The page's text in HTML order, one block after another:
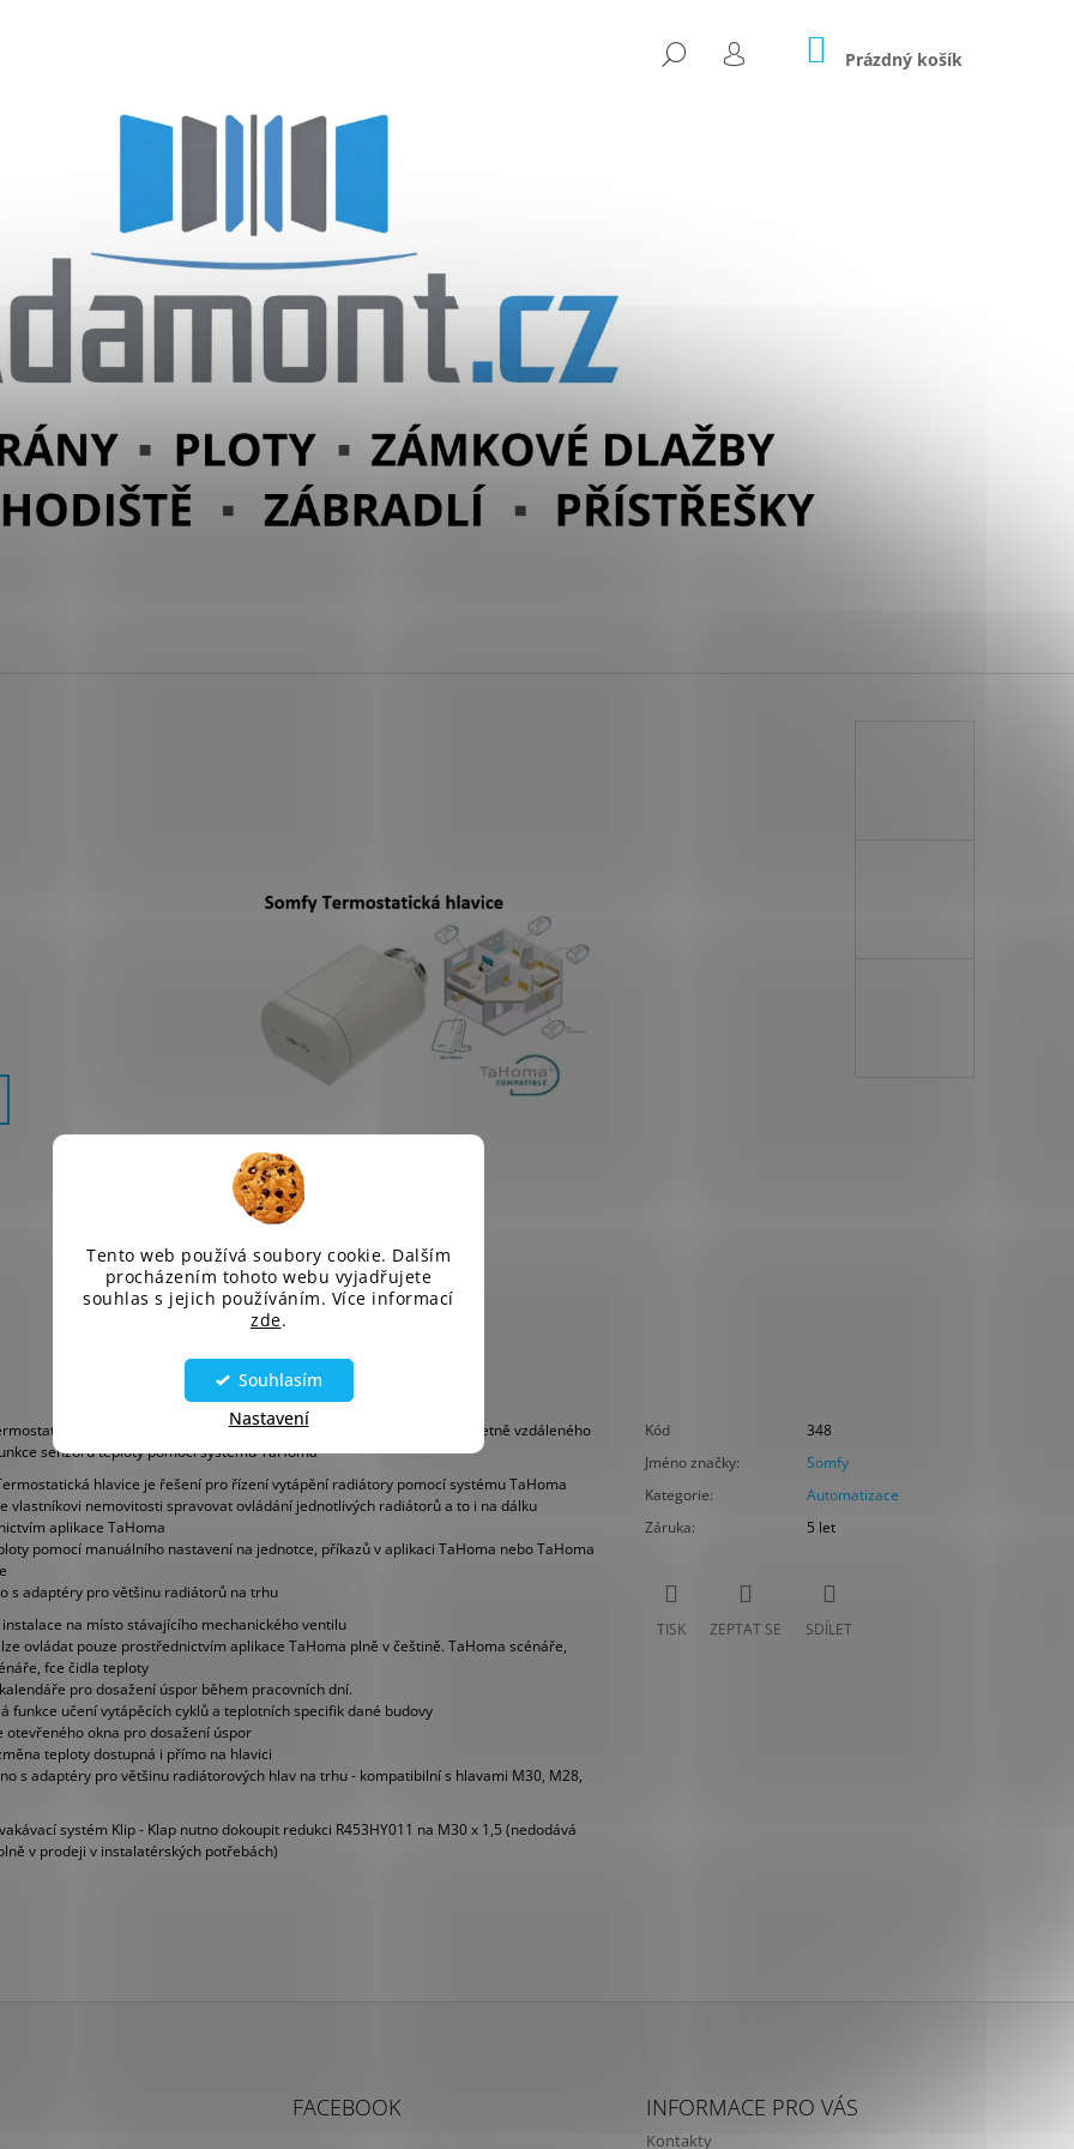
Tento web používá soubory cookie. Dalším
procházením tohoto webu vyjadřujete
souhlas s jejich používáním. Více informací
zde.
Souhlasím
Nastavení
HLEDAT
PŘIHLÁŠENÍ
NÁKUPNÍ
KOŠÍK
Prázdný košík
hlavice je řešení pro inteligentní řízení vytápění radiátory včetně vzdáleného
senzoru teploty pomocí systému TaHoma
hlavice je řešení pro řízení vytápění radiátory pomocí systému TaHoma
vlastníkovi nemovitosti spravovat ovládání jednotlivých radiátorů a to i na dálku
aplikace TaHoma
pomocí manuálního nastavení na jednotce, příkazů v aplikaci TaHoma nebo TaHoma
s adaptéry pro většinu radiátorů na trhu
instalace na místo stávajícího mechanického ventilu
ovládat pouze prostřednictvím aplikace TaHoma plně v češtině. TaHoma scénáře,
fce čidla teploty
pro dosažení úspor během pracovních dní.
funkce učení vytápěcích cyklů a teplotních specifik dané budovy
otevřeného okna pro dosažení úspor
teploty dostupná i přímo na hlavici
s adaptéry pro většinu radiátorových hlav na trhu - kompatibilní s hlavami M30, M28,
systém Klip - Klap nutno dokoupit redukci R453HY011 na M30 x 1,5 (nedodává
v prodeji v instalatérských potřebách)
Kód
348
Jméno značky:
Somfy
Kategorie:
Automatizace
Záruka: 5 let
TISK ZEPTAT SE SDÍLET
CO POTŘEBUJETE NAJÍT?
HLEDAT
DOPORUČUJEME
PŘÍJMAČ DOORHAN EXTERNÍ SEKČNÍ GARÁŽOVÁ VRATA DOORHAN
FACEBOOK INFORMACE PRO VÁS
Kontakty